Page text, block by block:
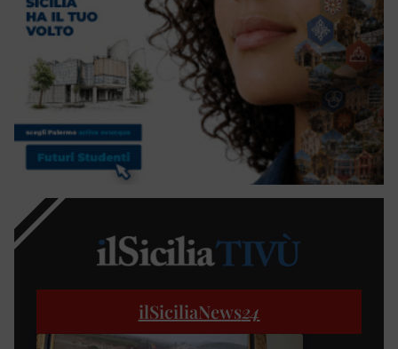
ilSiciliaNews24